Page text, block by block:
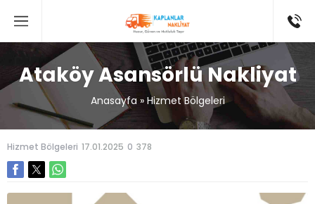
Ataköy Asansörlü Nakliyat
Anasayfa » Hizmet Bölgeleri
Hizmet Bölgeleri 17.01.2025 0 378